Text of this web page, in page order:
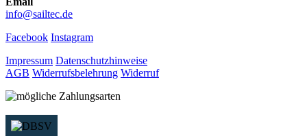
info@sailtec.de
Facebook Instagram
Impressum Datenschutzhinweise
AGB Widerrufsbelehrung Widerruf